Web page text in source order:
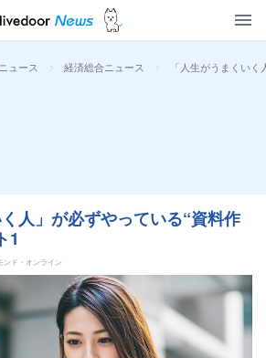
ュース > 経済総合ニュース > 「人生がうまくい
く人」が必ずやっている“資料作
1
ンド・オンライン